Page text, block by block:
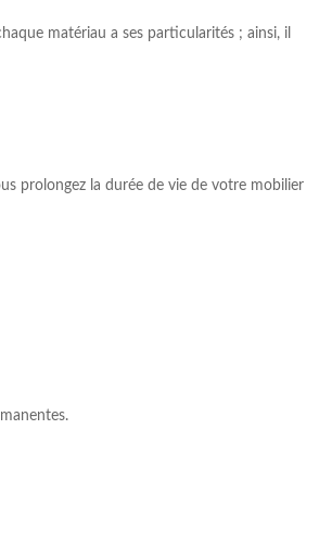
matériau a ses particularités ; ainsi, il
prolongez la durée de vie de votre mobilier